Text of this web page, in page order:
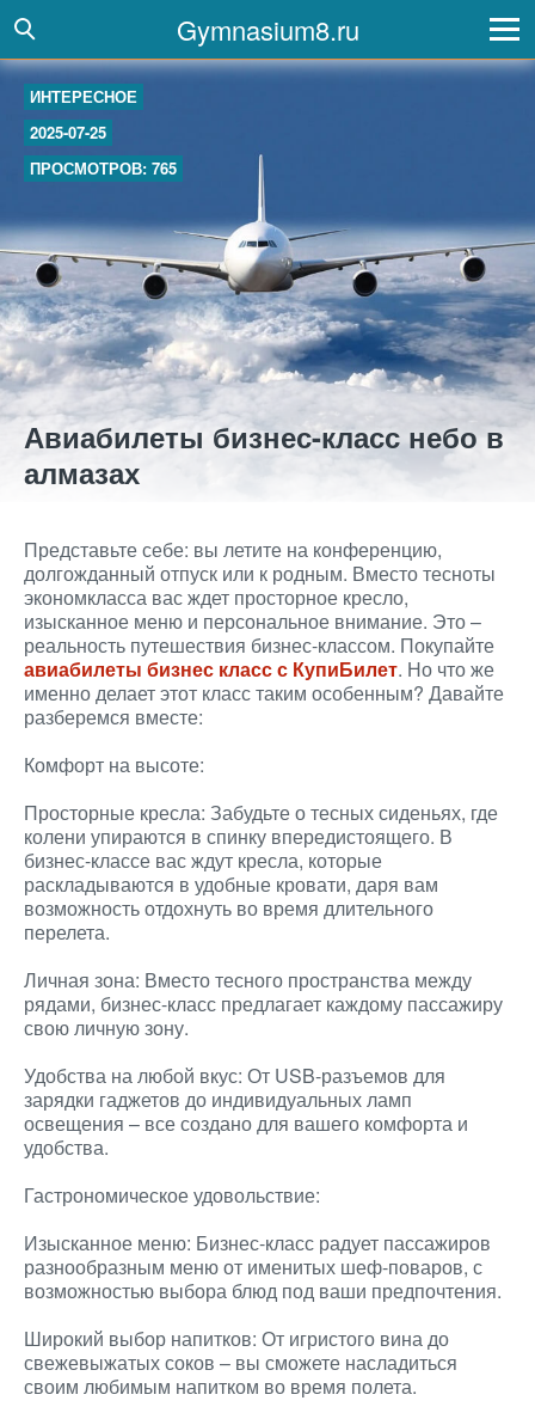
Gymnasium8.ru
ИНТЕРЕСНОЕ
2025-07-25
ПРОСМОТРОВ: 765
Авиабилеты бизнес-класс небо в
алмазах
Представьте себе: вы летите на конференцию,
долгожданный отпуск или к родным. Вместо тесноты
экономкласса вас ждет просторное кресло,
изысканное меню и персональное внимание. Это –
реальность путешествия бизнес-классом. Покупайте
авиабилеты бизнес класс с КупиБилет. Но что же
именно делает этот класс таким особенным? Давайте
разберемся вместе:
Комфорт на высоте:
Просторные кресла: Забудьте о тесных сиденьях, где
колени упираются в спинку впередистоящего. В
бизнес-классе вас ждут кресла, которые
раскладываются в удобные кровати, даря вам
возможность отдохнуть во время длительного
перелета.
Личная зона: Вместо тесного пространства между
рядами, бизнес-класс предлагает каждому пассажиру
свою личную зону.
Удобства на любой вкус: От USB-разъемов для
зарядки гаджетов до индивидуальных ламп
освещения – все создано для вашего комфорта и
удобства.
Гастрономическое удовольствие:
Изысканное меню: Бизнес-класс радует пассажиров
разнообразным меню от именитых шеф-поваров, с
возможностью выбора блюд под ваши предпочтения.
Широкий выбор напитков: От игристого вина до
свежевыжатых соков – вы сможете насладиться
своим любимым напитком во время полета.